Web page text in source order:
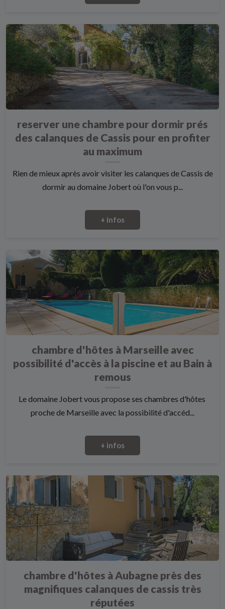
reserver une chambre pour dormir prés
des calanques de Cassis pour en profiter
au maximum
Rien de mieux après avoir visiter les calanques de Cassis de
dormir au domaine Jobert où l'on vous p...
+ infos
chambre d'hôtes à Marseille avec
possibilité d'accès à la piscine et au Bain à
remous
Le domaine Jobert vous propose ses chambres d'hôtes
proche de Marseille avec la possibilité d'accéd...
+ infos
chambre d'hôtes à Aubagne près des
magnifiques calanques de cassis très
réputées